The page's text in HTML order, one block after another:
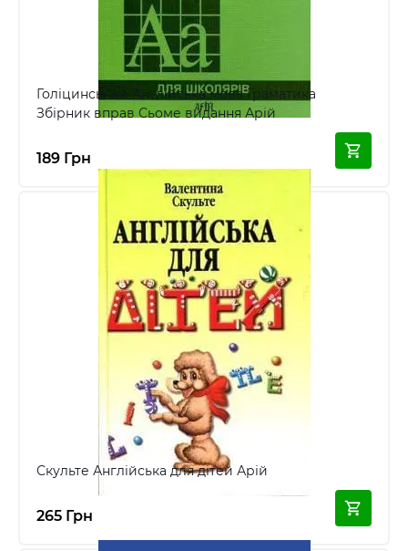
Голіцинський Англійська мова Граматика
Збірник вправ Сьоме видання Арій
189 Грн
Скульте Англійська для дітей Арій
265 Грн